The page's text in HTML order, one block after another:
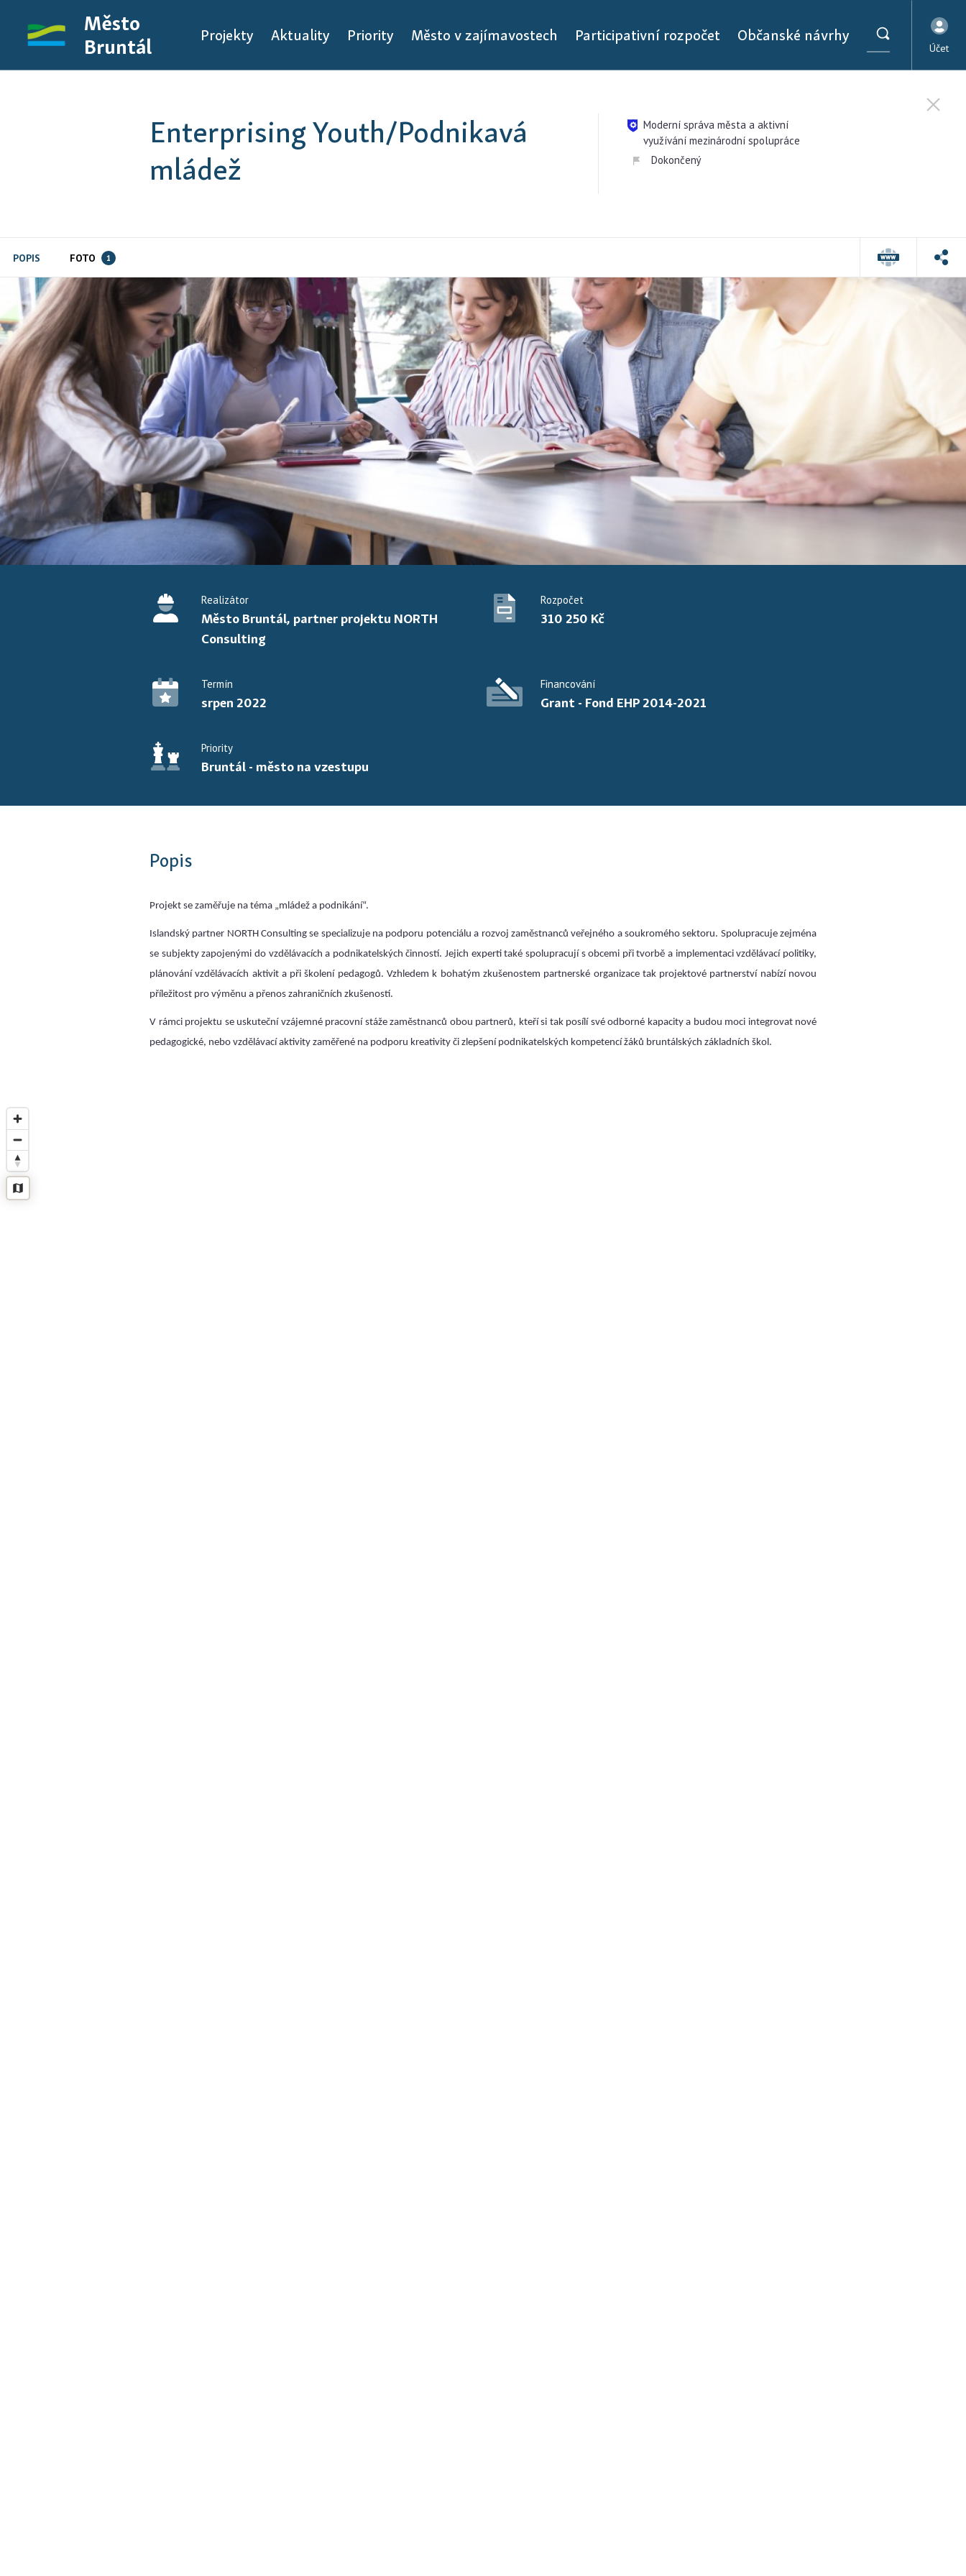
Město
Bruntál
Projekty Aktuality Priority Město v zajímavostech Participativní rozpočet Občanské návrhy
Účet
Enterprising Youth/Podnikavá
mládež
Moderní správa města a aktivní
využívání mezinárodní spolupráce
Dokončený
POPIS FOTO 1
Realizátor
Město Bruntál, partner projektu NORTH
Consulting
Rozpočet
310 250 Kč
Termín
srpen 2022
Financování
Grant - Fond EHP 2014-2021
Priority
Bruntál - město na vzestupu
Popis
Projekt se zaměřuje na téma „mládež a podnikání“.
Islandský partner NORTH Consulting se specializuje na podporu potenciálu a rozvoj zaměstnanců veřejného a soukromého sektoru. Spolupracuje zejména
se subjekty zapojenými do vzdělávacích a podnikatelských činností. Jejich experti také spolupracují s obcemi při tvorbě a implementaci vzdělávací politiky,
plánování vzdělávacích aktivit a při školení pedagogů. Vzhledem k bohatým zkušenostem partnerské organizace tak projektové partnerství nabízí novou
příležitost pro výměnu a přenos zahraničních zkušeností.
V rámci projektu se uskuteční vzájemné pracovní stáže zaměstnanců obou partnerů, kteří si tak posílí své odborné kapacity a budou moci integrovat nové
pedagogické, nebo vzdělávací aktivity zaměřené na podporu kreativity či zlepšení podnikatelských kompetencí žáků bruntálských základních škol.